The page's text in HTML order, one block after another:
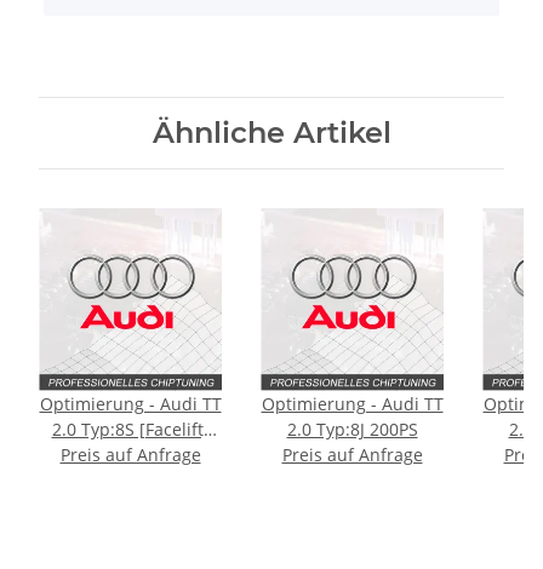
Ähnliche Artikel
Optimierung - Audi TT
2.0 Typ:8S [Facelift]
245PS
Preis auf Anfrage
Optimierung - Audi TT
2.0 Typ:8J 200PS
Preis auf Anfrage
2.0